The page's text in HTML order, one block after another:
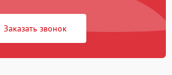
Заказать звонок